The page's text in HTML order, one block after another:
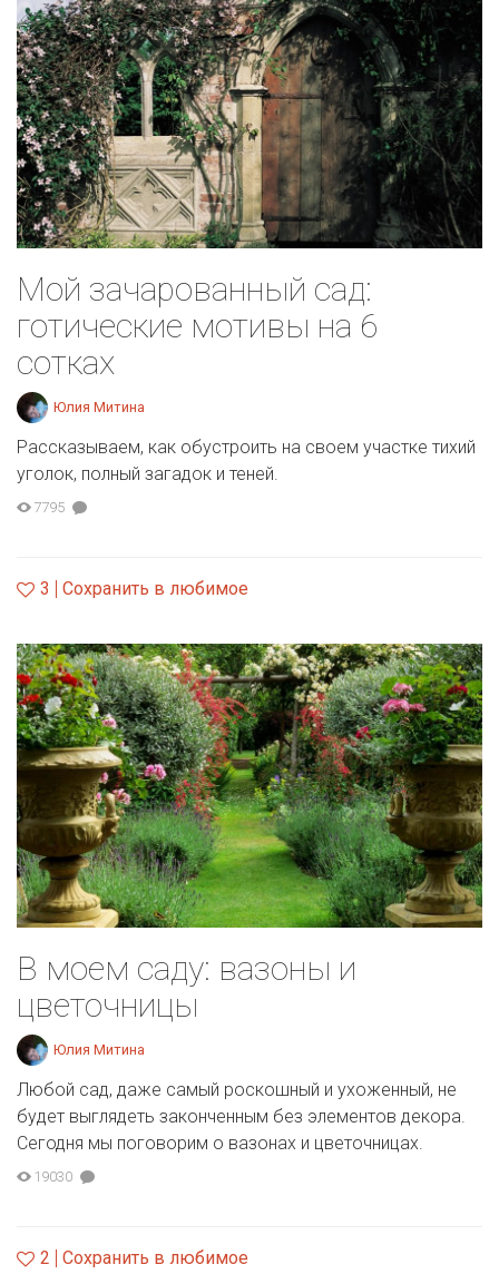
Мой зачарованный сад:
готические мотивы на 6
сотках
Юлия Митина
Рассказываем, как обустроить на своем участке тихий
уголок, полный загадок и теней.
7795
3 Сохранить в любимое
В моем саду: вазоны и
цветочницы
Юлия Митина
Любой сад, даже самый роскошный и ухоженный, не
будет выглядеть законченным без элементов декора.
Сегодня мы поговорим о вазонах и цветочницах.
19030
2 Сохранить в любимое